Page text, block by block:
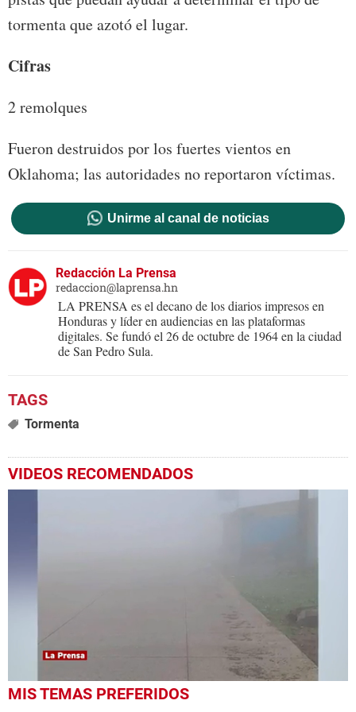
tormenta que azotó el lugar.
Cifras
2 remolques
Fueron destruidos por los fuertes vientos en
Oklahoma; las autoridades no reportaron víctimas.
Unirme al canal de noticias
Redacción La Prensa
redaccion@laprensa.hn
LA PRENSA es el decano de los diarios impresos en
Honduras y líder en audiencias en las plataformas
digitales. Se fundó el 26 de octubre de 1964 en la ciudad
de San Pedro Sula.
Tormenta
VIDEOS RECOMENDADOS
0
seconds
MIS TEMAS PREFERIDOS